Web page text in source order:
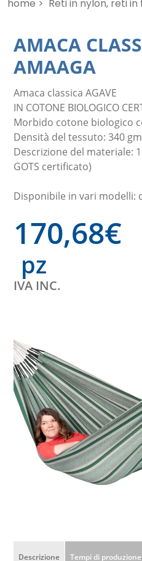
home > Reti in nylon, reti
AMACA
AMAAGA
Amaca classica AGAVE
IN COTONE BIOLOGICO
Morbido cotone biologico
Densità del tessuto: 340
Descrizione del materiale:
GOTS certificato)
Disponibile in vari modelli:
170,68€
pz
IVA INC.
Descrizione Tempi di produzione